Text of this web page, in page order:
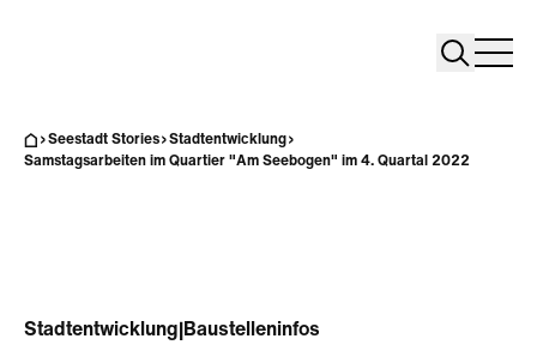
Search
Seestadt Stories
Stadtentwicklung
Samstagsarbeiten im Quartier "Am Seebogen" im 4. Quartal 2022
Stadtentwicklung Baustelleninfos